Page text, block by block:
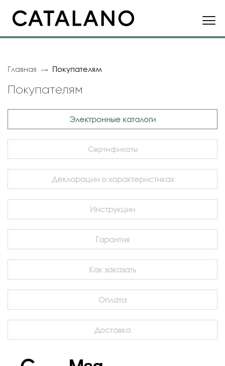
Главная Покупателям
Покупателям
Электронные каталоги
Сертификаты
Декларации о характеристиках
Инструкции
Гарантия
Как заказать
Оплата
Доставка